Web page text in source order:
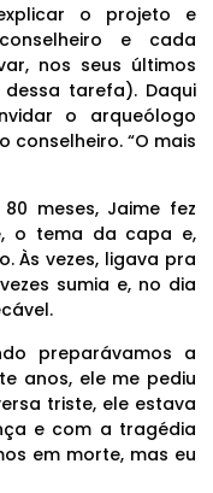
o projeto e
e cada
nos seus últimos
tarefa). Daqui
o arqueólogo
conselheiro. “O mais
meses, Jaime fez
o tema da capa e,
Às vezes, ligava pra
sumia e, no dia
preparávamos a
anos, ele me pediu
triste, ele estava
e com a tragédia
em morte, mas eu